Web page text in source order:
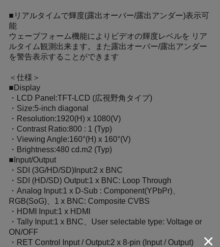
■リアルタイムで輝度(露出オーバー/露出アンダー)表示可
能
ウェーブフォーム機能によりビデオの輝度レベルを リア
ルタイム観測出来ます。また露出オーバー/露出アンダー
を警告表示することができます
＜仕様＞
■Display
・LCD Panel:TFT-LCD (広視野角タイプ)
・Size:5-inch diagonal
・Resolution:1920(H) x 1080(V)
・Contrast Ratio:800 : 1 (Typ)
・Viewing Angle:160°(H) x 160°(V)
・Brightness:480 cd.m2 (Typ)
■Input/Output
・SDI (3G/HD/SD)Input:2 x BNC
・SDI (HD/SD) Output:1 x BNC: Loop Through
・Analog Input:1 x D-Sub : Component(YPbPr)、
RGB(SoG)、1 x BNC: Composite CVBS
・HDMI Input:1 x HDMI
・Tally Input:1 x BNC、User selectable type: Voltage or
ON/OFF
・RET Control Input / Output:2 x 8-pin (Input / Output)